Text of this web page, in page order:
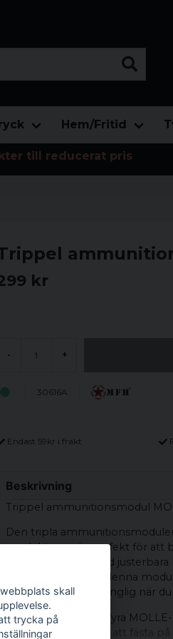
Hem/Fritid
till reducerat pris
kr
- +
30616A
Endast 59kr i frakt
Beskrivning
Trippel ammunitionsmodul
Den tripla
produkt som är perfekt för att
viktiga tillbehör. Med
elastiska slingor, är denna
är säker och lättillgänglig när
Modulen har också fyra
vilket gör den enkel att fästa på
skall
trycka på